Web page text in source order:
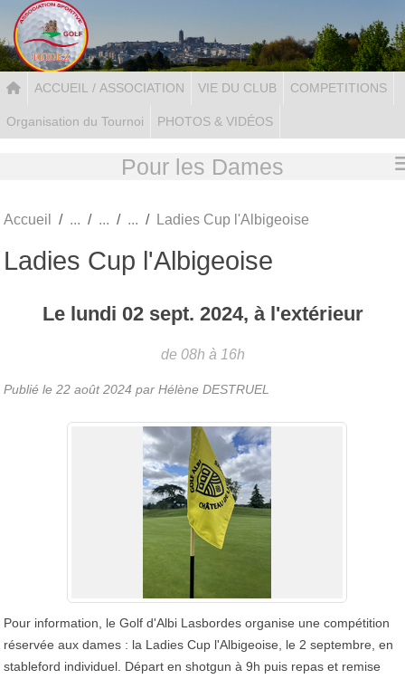
ACCUEIL / ASSOCIATION VIE DU CLUB COMPETITIONS
Organisation du Tournoi PHOTOS & VIDÉOS
Pour les Dames
Accueil Ladies Cup l'Albigeoise
Ladies Cup l'Albigeoise
Le lundi 02 sept. 2024, à l'extérieur
de 08h à 16h
Publié le 22 août 2024 par Hélène DESTRUEL
Pour information, le Golf d'Albi Lasbordes organise une compétition
réservée aux dames : la Ladies Cup l'Albigeoise, le 2 septembre, en
stableford individuel. Départ en shotgun à 9h puis repas et remise
Panneau de gestion des cookies